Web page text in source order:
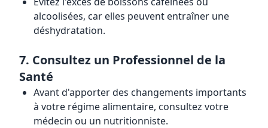
alcoolisées, car elles peuvent entraîner une
déshydratation.
7. Consultez un Professionnel de la
Santé
Avant d'apporter des changements importants
à votre régime alimentaire, consultez votre
médecin ou un nutritionniste.